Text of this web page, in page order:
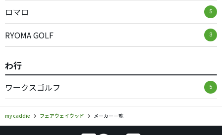
ロマロ 5
RYOMA GOLF 3
わ行
ワークスゴルフ 5
my caddie フェアウェイウッド メーカー一覧